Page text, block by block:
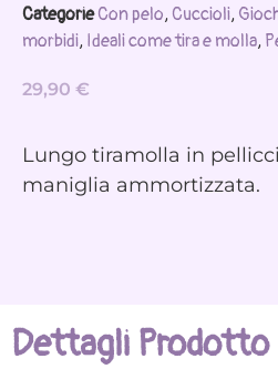
Categorie Con pelo, Cuccioli,
morbidi, Ideali come tira e molla,
29,90 €
Lungo tiramolla in
maniglia ammortizzata.
Dettagli Prodotto